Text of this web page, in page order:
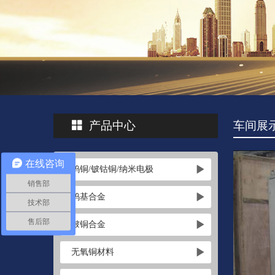
产品中心
钨铜/铍钴铜/纳米电极
钨基合金
铍铜合金
无氧铜材料
车间展
在线咨询
销售部
技术部
售后部